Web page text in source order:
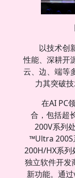
以技术创
性能、深耕开
云、边、端等
力其突破
在AI PC
合，包括超
200V系列
™Ultra
200H/HX系列
独立软件开发
新功能。通